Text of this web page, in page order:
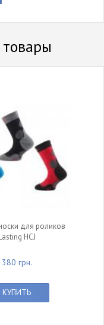
для роликов
HCJ
380 грн.
КУПИТЬ